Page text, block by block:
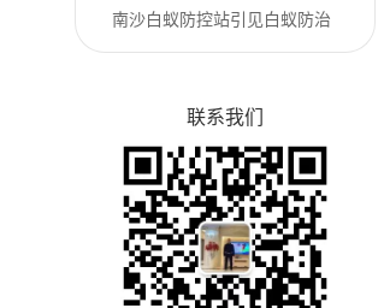
的方法
南沙白蚁防控站引见白蚁防治
联系我们